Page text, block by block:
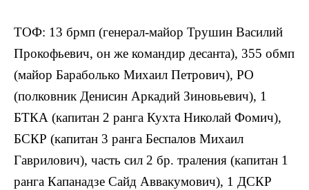
ТОФ: 13 брмп (генерал-майор Трушин Василий
Прокофьевич, он же командир десанта), 355 обмп
(майор Бараболько Михаил Петрович), РО
(полковник Денисин Аркадий Зиновьевич), 1
БТКА (капитан 2 ранга Кухта Николай Фомич),
БСКР (капитан 3 ранга Беспалов Михаил
Гаврилович), часть сил 2 бр. траления (капитан 1
ранга Капанадзе Сайд Аввакумович), 1 ДСКР